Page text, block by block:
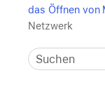
das Öffnen von
Netzwerk